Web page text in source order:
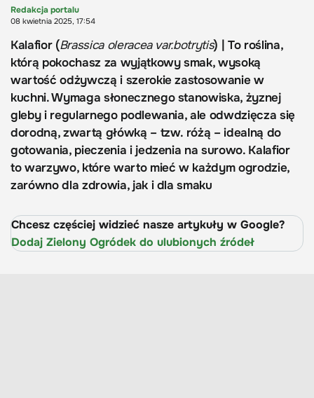
Redakcja portalu
08 kwietnia 2025, 17:54
Kalafior (Brassica oleracea var.botrytis) | To roślina,
którą pokochasz za wyjątkowy smak, wysoką
wartość odżywczą i szerokie zastosowanie w
kuchni. Wymaga słonecznego stanowiska, żyznej
gleby i regularnego podlewania, ale odwdzięcza się
dorodną, zwartą główką – tzw. różą – idealną do
gotowania, pieczenia i jedzenia na surowo. Kalafior
to warzywo, które warto mieć w każdym ogrodzie,
zarówno dla zdrowia, jak i dla smaku
Chcesz częściej widzieć nasze artykuły w Google?
Dodaj Zielony Ogródek do ulubionych źródeł